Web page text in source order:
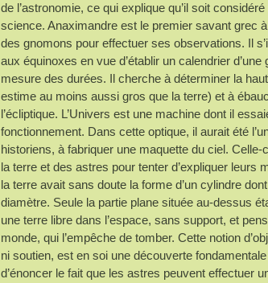
de l’astronomie, ce qui explique qu’il soit
science. Anaximandre est le premier savant grec
des gnomons pour effectuer ses observations. Il
aux équinoxes en vue d’établir un calendrier
mesure des durées. Il cherche à déterminer la
estime au moins aussi gros que la terre) et à
l’écliptique. L’Univers est une machine dont il
fonctionnement. Dans cette optique, il aurait été
historiens, à fabriquer une maquette du ciel.
la terre et des astres pour tenter d’expliquer leurs
la terre avait sans doute la forme d’un cylindre
diamètre. Seule la partie plane située au-dessus
une terre libre dans l’espace, sans support, et
monde, qui l’empêche de tomber. Cette notion
ni soutien, est en soi une découverte
d’énoncer le fait que les astres peuvent effectuer